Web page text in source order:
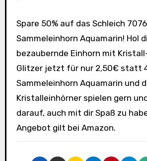
Spare 50% auf das Schleich 70764
Sammeleinhorn Aquamarin! Hol
bezaubernde Einhorn mit
Glitzer jetzt für nur 2,50€ statt
Sammeleinhorn Aquamarin und
Kristalleinhörner spielen gern
darauf, auch mit dir Spaß zu
Angebot gilt bei Amazon.